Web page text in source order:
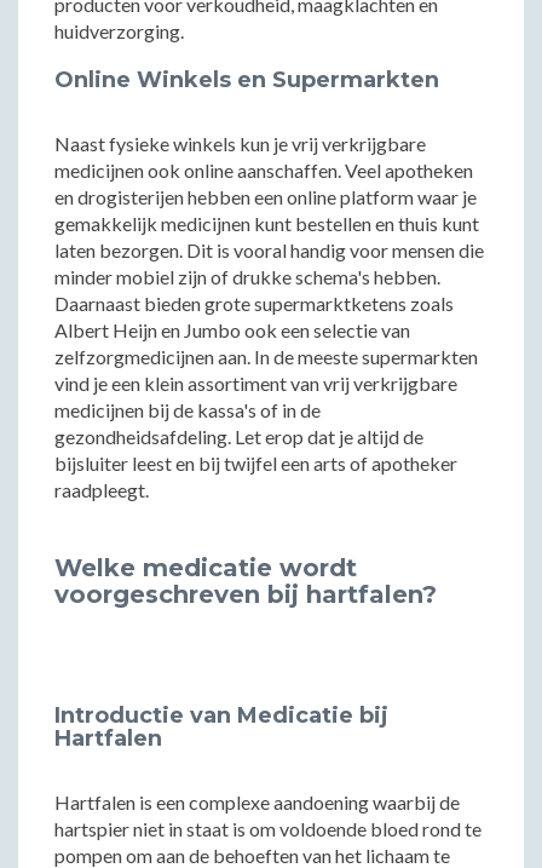
huidverzorging.
Online Winkels en Supermarkten
Naast fysieke winkels kun je vrij verkrijgbare
medicijnen ook online aanschaffen. Veel apotheken
en drogisterijen hebben een online platform waar je
gemakkelijk medicijnen kunt bestellen en thuis kunt
laten bezorgen. Dit is vooral handig voor mensen die
minder mobiel zijn of drukke schema's hebben.
Daarnaast bieden grote supermarktketens zoals
Albert Heijn en Jumbo ook een selectie van
zelfzorgmedicijnen aan. In de meeste supermarkten
vind je een klein assortiment van vrij verkrijgbare
medicijnen bij de kassa's of in de
gezondheidsafdeling. Let erop dat je altijd de
bijsluiter leest en bij twijfel een arts of apotheker
raadpleegt.
Welke medicatie wordt
voorgeschreven bij hartfalen?
Introductie van Medicatie bij
Hartfalen
Hartfalen is een complexe aandoening waarbij de
hartspier niet in staat is om voldoende bloed rond te
pompen om aan de behoeften van het lichaam te